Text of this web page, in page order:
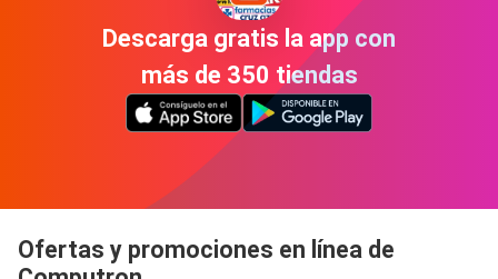
Descarga gratis la app con
más de 350 tiendas
Ofertas y promociones en línea de